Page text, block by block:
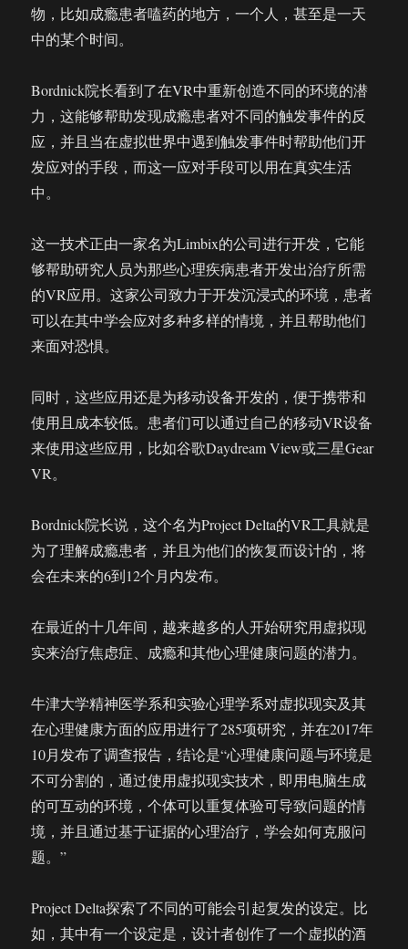
物，比如成瘾患者嗑药的地方，一个人，甚至是一天
中的某个时间。
Bordnick院长看到了在VR中重新创造不同的环境的潜
力，这能够帮助发现成瘾患者对不同的触发事件的反
应，并且当在虚拟世界中遇到触发事件时帮助他们开
发应对的手段，而这一应对手段可以用在真实生活
中。
这一技术正由一家名为Limbix的公司进行开发，它能
够帮助研究人员为那些心理疾病患者开发出治疗所需
的VR应用。这家公司致力于开发沉浸式的环境，患者
可以在其中学会应对多种多样的情境，并且帮助他们
来面对恐惧。
同时，这些应用还是为移动设备开发的，便于携带和
使用且成本较低。患者们可以通过自己的移动VR设备
来使用这些应用，比如谷歌Daydream View或三星Gear
VR。
Bordnick院长说，这个名为Project Delta的VR工具就是
为了理解成瘾患者，并且为他们的恢复而设计的，将
会在未来的6到12个月内发布。
在最近的十几年间，越来越多的人开始研究用虚拟现
实来治疗焦虑症、成瘾和其他心理健康问题的潜力。
牛津大学精神医学系和实验心理学系对虚拟现实及其
在心理健康方面的应用进行了285项研究，并在2017年
10月发布了调查报告，结论是“心理健康问题与环境是
不可分割的，通过使用虚拟现实技术，即用电脑生成
的可互动的环境，个体可以重复体验可导致问题的情
境，并且通过基于证据的心理治疗，学会如何克服问
题。”
Project Delta探索了不同的可能会引起复发的设定。比
如，其中有一个设定是，设计者创作了一个虚拟的酒